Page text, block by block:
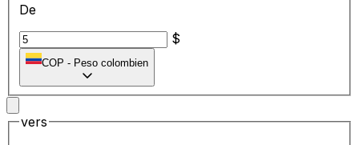
De
$
COP - Peso colombien
vers